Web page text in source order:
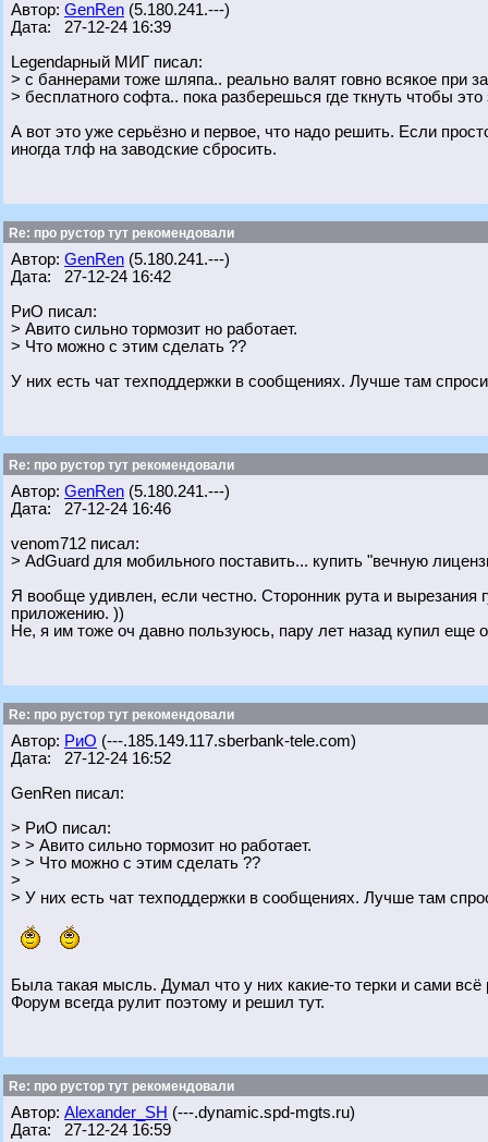
Автор: GenRen (5.180.241.---)
Дата: 27-12-24 16:39
Legendарный МИГ писал:
> с баннерами тоже шляпа.. реально валят говно всякое при
> бесплатного софта.. пока разберешься где ткнуть чтобы это
А вот это уже серьёзно и первое, что надо решить. Если
иногда тлф на заводские сбросить.
Re: про рустор тут рекомендовали
Автор: GenRen (5.180.241.---)
Дата: 27-12-24 16:42
РиО писал:
> Авито сильно тормозит но работает.
> Что можно с этим сделать ??
У них есть чат техподдержки в сообщениях. Лучше там
Re: про рустор тут рекомендовали
Автор: GenRen (5.180.241.---)
Дата: 27-12-24 16:46
venom712 писал:
> AdGuard для мобильного поставить... купить "вечную
Я вообще удивлен, если честно. Сторонник рута и вырезания
приложению. ))
Не, я им тоже оч давно пользуюсь, пару лет назад купил еще
Re: про рустор тут рекомендовали
Автор: РиО (---.185.149.117.sberbank-tele.com)
Дата: 27-12-24 16:52
GenRen писал:
> РиО писал:
> > Авито сильно тормозит но работает.
> > Что можно с этим сделать ??
>
> У них есть чат техподдержки в сообщениях. Лучше там
Была такая мысль. Думал что у них какие-то терки и сами всё
Форум всегда рулит поэтому и решил тут.
Re: про рустор тут рекомендовали
Автор: Alexander_SH (---.dynamic.spd-mgts.ru)
Дата: 27-12-24 16:59